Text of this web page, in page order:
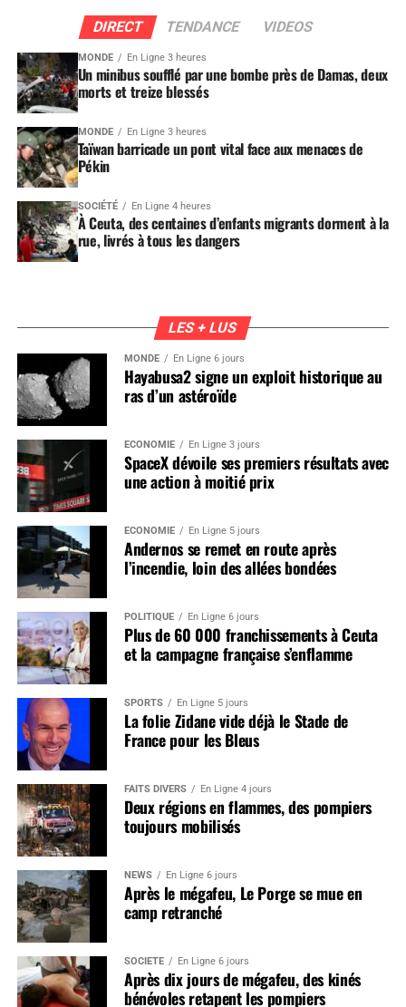
DIRECT TENDANCE VIDEOS
MONDE En Ligne 3 heures
Un minibus soufflé par une bombe près de Damas, deux
morts et treize blessés
MONDE En Ligne 3 heures
Taïwan barricade un pont vital face aux menaces de
Pékin
SOCIÉTÉ En Ligne 4 heures
À Ceuta, des centaines d’enfants migrants dorment à la
rue, livrés à tous les dangers
LES + LUS
MONDE En Ligne 6 jours
Hayabusa2 signe un exploit historique au
ras d’un astéroïde
ÉCONOMIE En Ligne 3 jours
SpaceX dévoile ses premiers résultats avec
une action à moitié prix
ÉCONOMIE En Ligne 5 jours
Andernos se remet en route après
l’incendie, loin des allées bondées
POLITIQUE En Ligne 6 jours
Plus de 60 000 franchissements à Ceuta
et la campagne française s’enflamme
SPORTS En Ligne 5 jours
La folie Zidane vide déjà le Stade de
France pour les Bleus
FAITS DIVERS En Ligne 4 jours
Deux régions en flammes, des pompiers
toujours mobilisés
NEWS En Ligne 6 jours
Après le mégafeu, Le Porge se mue en
camp retranché
SOCIÉTÉ En Ligne 6 jours
Après dix jours de mégafeu, des kinés
bénévoles retapent les pompiers